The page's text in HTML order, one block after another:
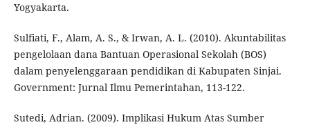
Yogyakarta.
Sulfiati, F., Alam, A. S., & Irwan, A. L. (2010). Akuntabilitas
pengelolaan dana Bantuan Operasional Sekolah (BOS)
dalam penyelenggaraan pendidikan di Kabupaten Sinjai.
Government: Jurnal Ilmu Pemerintahan, 113-122.
Sutedi, Adrian. (2009). Implikasi Hukum Atas Sumber